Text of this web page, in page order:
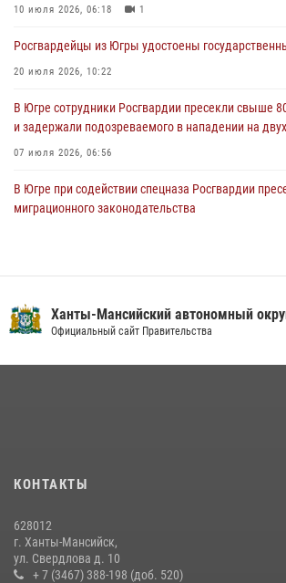
августа (видео)
10 июля 2026, 06:18 1
Росгвардейцы из Югры удостоены
20 июля 2026, 10:22
В Югре сотрудники Росгвардии пресекли свыше
и задержали подозреваемого в нападении на
07 июля 2026, 06:56
В Югре при содействии спецназа Росгвардии
миграционного законодательства
08 июля 2026, 09:04
18 июля 2026, 11:25
форума развития гражданского общества
13 июля 2026, 11:47
Ханты-Мансийский автономный
Официальный сайт Правительства
КОНТАКТЫ
628012
г. Ханты-Мансийск,
ул. Свердлова д. 10
+ 7 (3467) 388-198 (доб. 520)